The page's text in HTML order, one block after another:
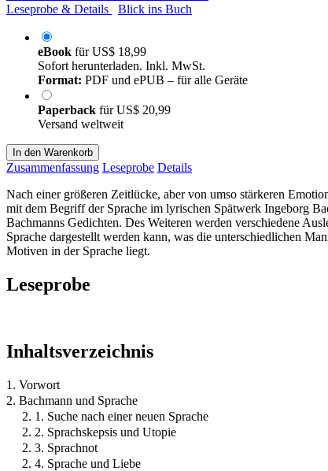
Leseprobe & Details
Blick ins Buch
eBook fürUS$ 18,99
Sofort herunterladen. Inkl. MwSt.
Format: PDF und ePUB – für alle Geräte
Paperback fürUS$ 20,99
Versand weltweit
In den Warenkorb
Zusammenfassung Leseprobe Details
Nach einer größeren Zeitlücke, aber von umso stärkeren
mit dem Begriff der Sprache im lyrischen Spätwerk Ingeborg
Bachmanns Gedichten. Des Weiteren werden verschiedene
Sprache dargestellt werden kann, was die unterschiedlichen
Motiven in der Sprache liegt.
Leseprobe
Inhaltsverzeichnis
1. Vorwort
2. Bachmann und Sprache
2. 1. Suche nach einer neuen Sprache
2. 2. Sprachskepsis und Utopie
2. 3. Sprachnot
2. 4. Sprache und Liebe